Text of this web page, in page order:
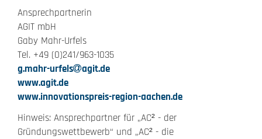
Ansprechpartnerin
AGIT mbH
Gaby Mahr-Urfels
Tel. +49 (0)241/963-1035
g.mahr-urfels
agit.de
www.agit.de
www.innovationspreis-region-aachen.de
Hinweis: Ansprechpartner für „AC² - der
Gründungswettbewerb“ und „AC² - die